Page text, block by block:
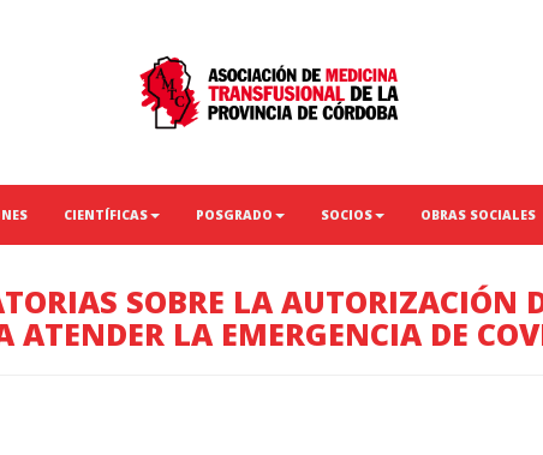
CIENTÍFICAS POSGRADO SOCIOS OBRAS SOCIALES
SOBRE LA AUTORIZACIÓN
ATENDER LA EMERGENCIA DE